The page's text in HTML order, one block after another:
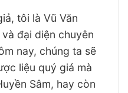
tôi là Vũ Văn
đại diện chuyên
nay, chúng ta sẽ
liệu quý giá mà
Sâm, hay còn